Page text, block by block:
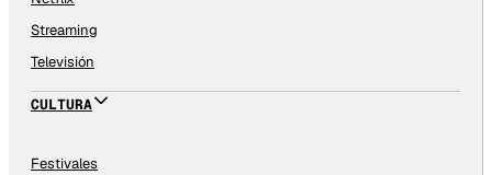
Streaming
Televisión
CULTURA
Festivales